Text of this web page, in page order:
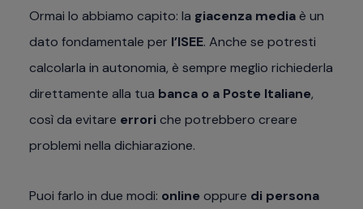
Ormai lo abbiamo capito: la giacenza mediaè un
dato fondamentale per l’ISEE. Anche se potresti
calcolarla in autonomia, è sempre meglio richiederla
direttamente alla tua banca o a Poste Italiane,
così da evitare errori che potrebbero creare
problemi nella dichiarazione.
Puoi farlo in due modi: online oppure di persona